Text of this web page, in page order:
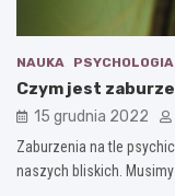
NAUKA PSYCHOLOGIA
Czym jest
15 grudnia 2022
Zaburzenia na tle
naszych bliskich.